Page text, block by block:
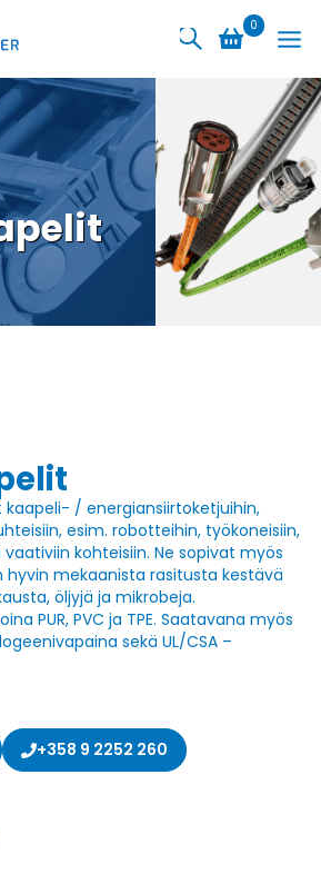
0
kaapeli- / energiansiirtoketjuihin,
esim. robotteihin, työkoneisiin,
kohteisiin. Ne sopivat myös
hyvin mekaanista rasitusta kestävä
öljyjä ja mikrobeja.
PUR, PVC ja TPE. Saatavana myös
sekä UL/CSA –
+358 9 2252 260